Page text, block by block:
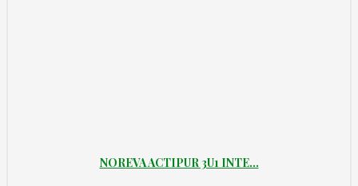
NOREVA ACTIPUR 3U1 INTE...